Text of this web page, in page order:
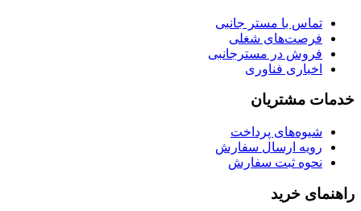
تماس با مستر جانبی
فرصت‌های شغلی
فروش در مسترجانبی
اخباری فناوری
خدمات مشتریان
شیوه‌های پرداخت
رویه ارسال سفارش
نحوه ثبت سفارش
راهنمای خرید